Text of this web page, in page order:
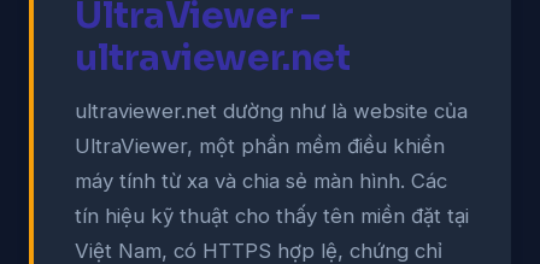
UltraViewer –
ultraviewer.net
ultraviewer.net dường như là website của
UltraViewer, một phần mềm điều khiển
máy tính từ xa và chia sẻ màn hình. Các
tín hiệu kỹ thuật cho thấy tên miền đặt tại
Việt Nam, có HTTPS hợp lệ, chứng chỉ